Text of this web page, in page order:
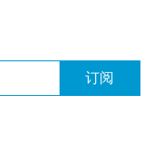
订阅